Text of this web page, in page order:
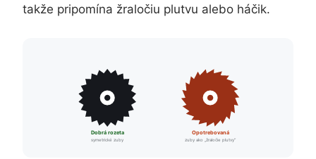
takže pripomína žraločiu plutvu alebo háčik.
Dobrá rozeta
symetrické zuby
Opotrebovaná
zuby ako „žraločie plutvy“